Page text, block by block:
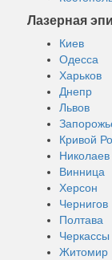
Лазерная
Киев
Одесса
Харьков
Днепр
Львов
Кривой
Николаев
Винница
Херсон
Чернигов
Полтава
Черкассы
Житомир